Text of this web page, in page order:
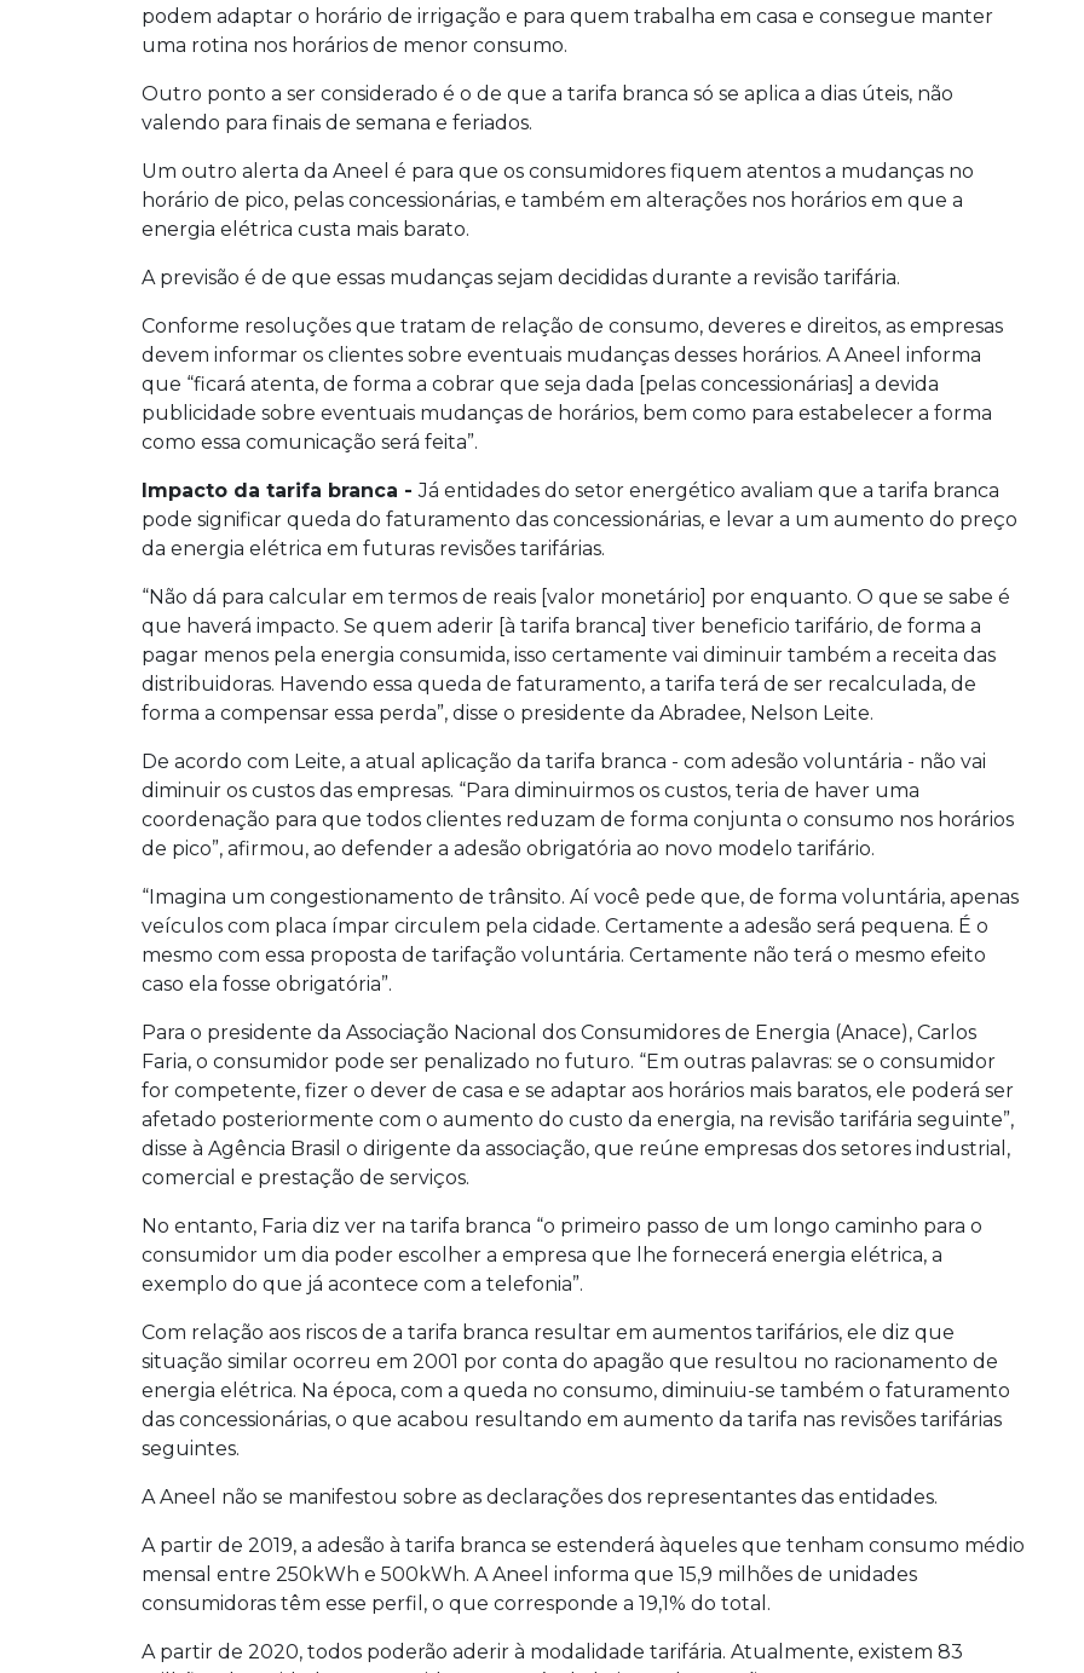
podem adaptar o horário de irrigação e para quem trabalha em casa e consegue manter
uma rotina nos horários de menor consumo.
Outro ponto a ser considerado é o de que a tarifa branca só se aplica a dias úteis, não
valendo para finais de semana e feriados.
Um outro alerta da Aneel é para que os consumidores fiquem atentos a mudanças no
horário de pico, pelas concessionárias, e também em alterações nos horários em que a
energia elétrica custa mais barato.
A previsão é de que essas mudanças sejam decididas durante a revisão tarifária.
Conforme resoluções que tratam de relação de consumo, deveres e direitos, as empresas
devem informar os clientes sobre eventuais mudanças desses horários. A Aneel informa
que “ficará atenta, de forma a cobrar que seja dada [pelas concessionárias] a devida
publicidade sobre eventuais mudanças de horários, bem como para estabelecer a forma
como essa comunicação será feita”.
Impacto da tarifa branca -Já entidades do setor energético avaliam que a tarifa branca
pode significar queda do faturamento das concessionárias, e levar a um aumento do preço
da energia elétrica em futuras revisões tarifárias.
“Não dá para calcular em termos de reais [valor monetário] por enquanto. O que se sabe é
que haverá impacto. Se quem aderir [à tarifa branca] tiver beneficio tarifário, de forma a
pagar menos pela energia consumida, isso certamente vai diminuir também a receita das
distribuidoras. Havendo essa queda de faturamento, a tarifa terá de ser recalculada, de
forma a compensar essa perda”, disse o presidente da Abradee, Nelson Leite.
De acordo com Leite, a atual aplicação da tarifa branca - com adesão voluntária - não vai
diminuir os custos das empresas. “Para diminuirmos os custos, teria de haver uma
coordenação para que todos clientes reduzam de forma conjunta o consumo nos horários
de pico”, afirmou, ao defender a adesão obrigatória ao novo modelo tarifário.
“Imagina um congestionamento de trânsito. Aí você pede que, de forma voluntária, apenas
veículos com placa ímpar circulem pela cidade. Certamente a adesão será pequena. É o
mesmo com essa proposta de tarifação voluntária. Certamente não terá o mesmo efeito
caso ela fosse obrigatória”.
Para o presidente da Associação Nacional dos Consumidores de Energia (Anace), Carlos
Faria, o consumidor pode ser penalizado no futuro. “Em outras palavras: se o consumidor
for competente, fizer o dever de casa e se adaptar aos horários mais baratos, ele poderá ser
afetado posteriormente com o aumento do custo da energia, na revisão tarifária seguinte”,
disse à Agência Brasil o dirigente da associação, que reúne empresas dos setores industrial,
comercial e prestação de serviços.
No entanto, Faria diz ver na tarifa branca “o primeiro passo de um longo caminho para o
consumidor um dia poder escolher a empresa que lhe fornecerá energia elétrica, a
exemplo do que já acontece com a telefonia”.
Com relação aos riscos de a tarifa branca resultar em aumentos tarifários, ele diz que
situação similar ocorreu em 2001 por conta do apagão que resultou no racionamento de
energia elétrica. Na época, com a queda no consumo, diminuiu-se também o faturamento
das concessionárias, o que acabou resultando em aumento da tarifa nas revisões tarifárias
seguintes.
A Aneel não se manifestou sobre as declarações dos representantes das entidades.
A partir de 2019, a adesão à tarifa branca se estenderá àqueles que tenham consumo médio
mensal entre 250kWh e 500kWh. A Aneel informa que 15,9 milhões de unidades
consumidoras têm esse perfil, o que corresponde a 19,1% do total.
A partir de 2020, todos poderão aderir à modalidade tarifária. Atualmente, existem 83